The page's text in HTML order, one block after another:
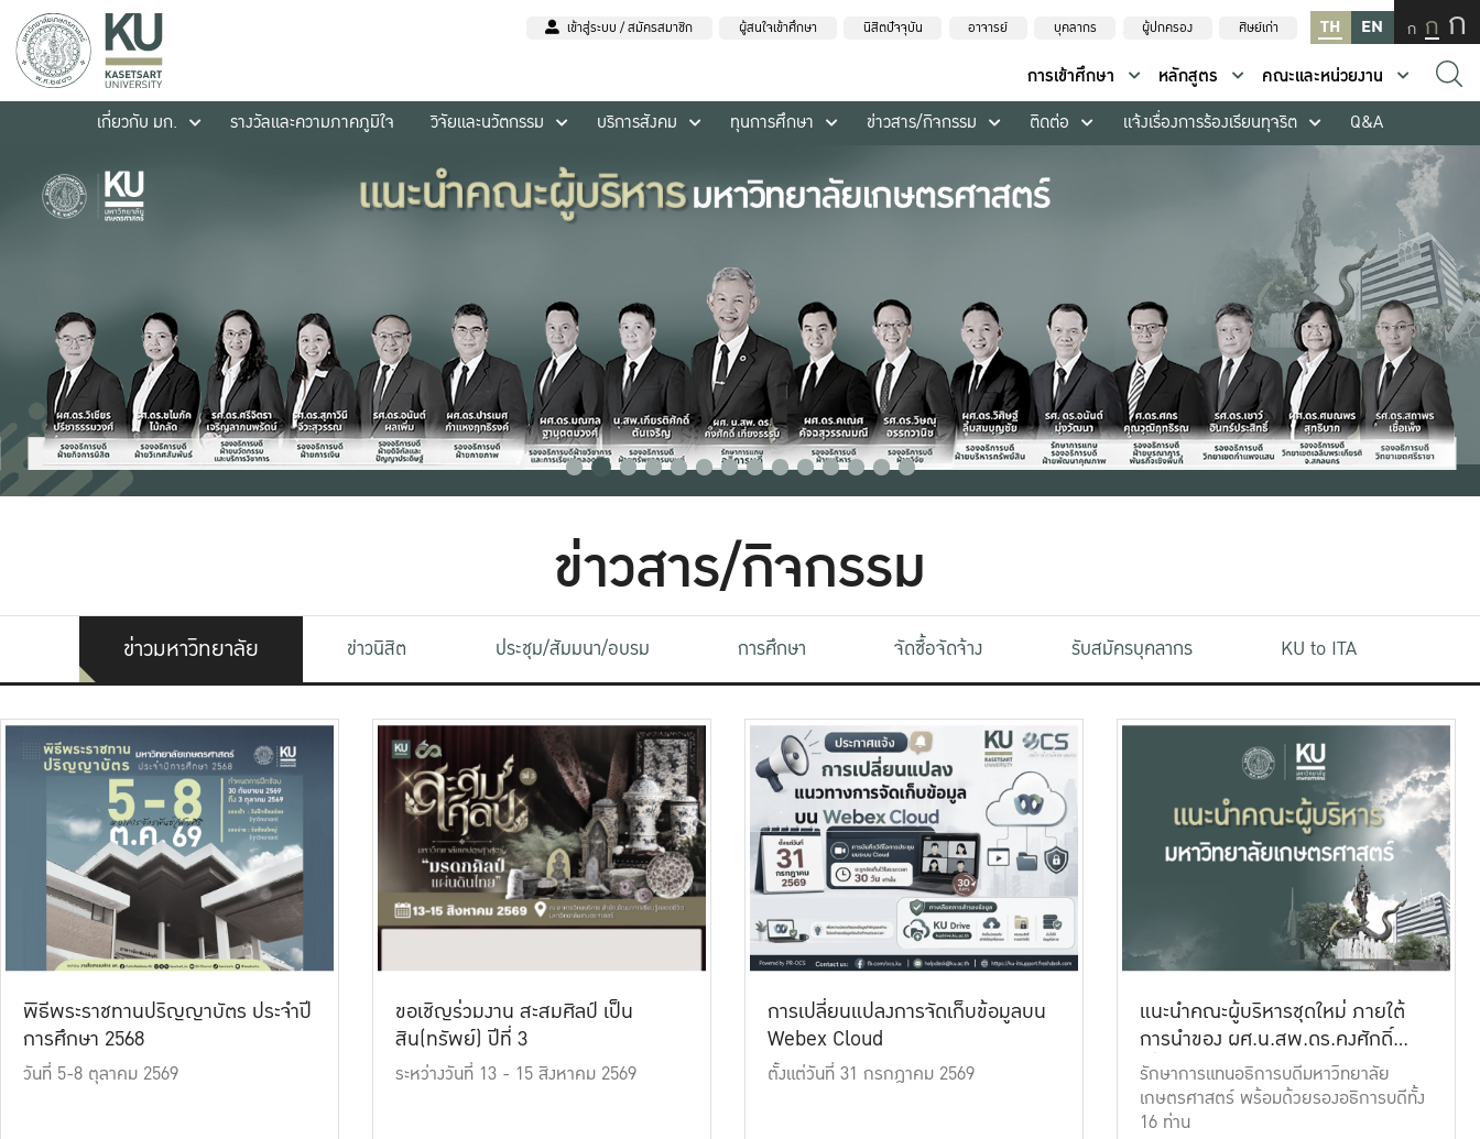
เข้าสู่ระบบ / สมัครสมาชิก ผู้สนใจเข้าศึกษา นิสิตปัจจุบัน อาจารย์ บุคลากร ผู้ปกครอง ศิษย์เก่า TH EN ก ก ก
การเข้าศึกษา หลักสูตร
คณะและหน่วยงาน
เกี่ยวกับ มก.
รางวัลและความภาคภูมิใจ วิจัยและนวัตกรรม บริการสังคม ทุนการศึกษา ข่าวสาร/กิจกรรม ติดต่อ แจ้งเรื่องการร้องเรียนทุจริต Q&A
ข่าวสาร/กิจกรรม
ข่าวมหาวิทยาลัย ข่าวนิสิต ประชุม/สัมมนา/อบรม การศึกษา จัดซื้อจัดจ้าง รับสมัครบุคลากร KU to ITA
พิธีพระราชทานปริญญาบัตร ประจำปี
การศึกษา 2568
วันที่ 5-8 ตุลาคม 2569
ขอเชิญร่วมงาน สะสมศิลป์ เป็น
สิน(ทรัพย์) ปีที่ 3
ระหว่างวันที่ 13 - 15 สิงหาคม 2569
การเปลี่ยนแปลงการจัดเก็บข้อมูลบน
Webex Cloud
ตั้งแต่วันที่ 31 กรกฎาคม 2569
แนะนำคณะผู้บริหารชุดใหม่ ภายใต้
การนำของ ผศ.น.สพ.ดร.คงศักดิ์
เที่ยงธรรม
รักษาการแทนอธิการบดีมหาวิทยาลัย
เกษตรศาสตร์ พร้อมด้วยรองอธิการบดีทั้ง
16 ท่าน